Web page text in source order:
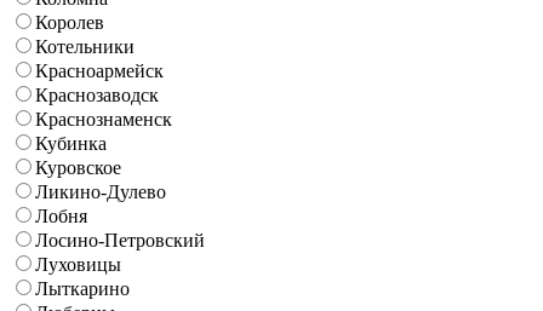
Королев
Котельники
Красноармейск
Краснозаводск
Краснознаменск
Кубинка
Куровское
Ликино-Дулево
Лобня
Лосино-Петровский
Луховицы
Лыткарино